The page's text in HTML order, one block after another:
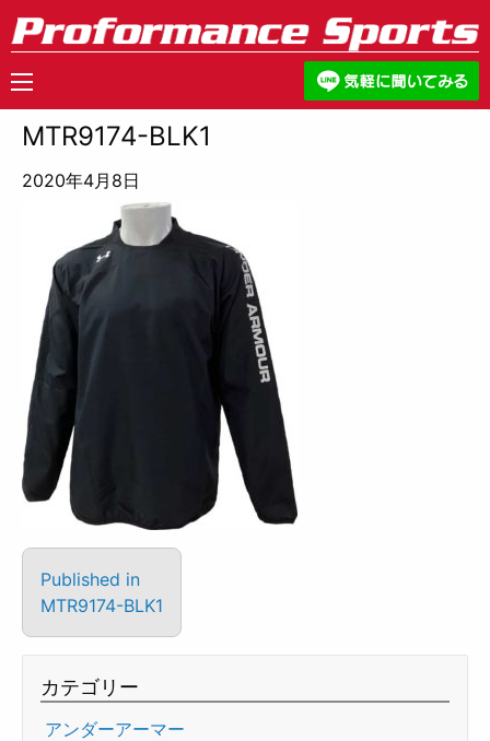
MTR9174-BLK1
2020年4月8日
Published in
MTR9174-BLK1
カテゴリー
アンダーアーマー